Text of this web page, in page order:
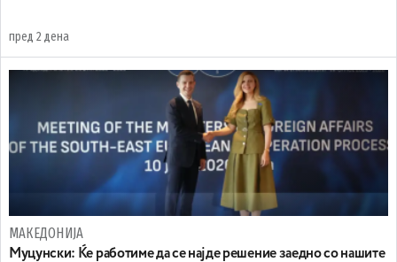
пред 2 дена
МАКЕДОНИЈА
Муцунски: Ќе работиме да се најде решение заедно со нашите